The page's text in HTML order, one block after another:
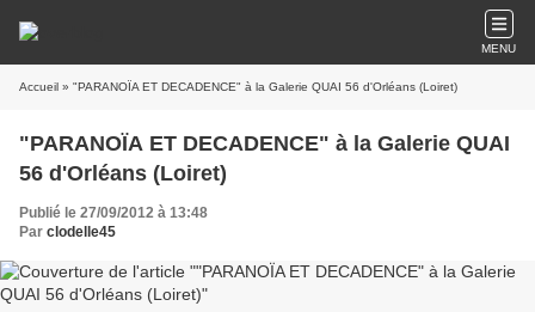
MENU
Accueil » "PARANOÏA ET DECADENCE" à la Galerie QUAI 56 d'Orléans (Loiret)
"PARANOÏA ET DECADENCE" à la Galerie QUAI
56 d'Orléans (Loiret)
Publié le 27/09/2012 à 13:48
Par clodelle45